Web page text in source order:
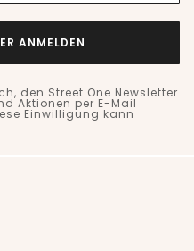
ANMELDEN
den Street One Newsletter
Aktionen per E-Mail
Einwilligung kann